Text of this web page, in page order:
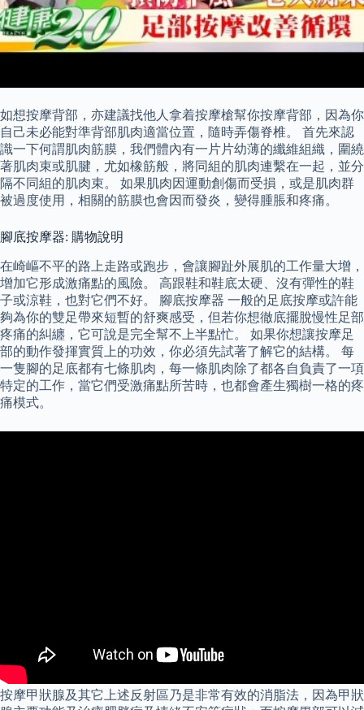
如想按摩背部，亦建議找他人拿着按摩槍幫你按摩背部，因為你
自己未必能對準背部肌肉適當位置，隨時弄傷脊椎。 首先來認
識一下何謂肌肉筋膜，我們體內有一片片幼薄的纖維組織，圍繞
著肌肉束或肌腱，尤如橡筋般，將同組的肌肉連繫在一起，並分
隔不同組的肌肉束。 如果肌肉因運動創傷而受損，或是肌肉群
被過度使用，相關的筋膜也會因而發炎，變得腫脹和疼痛。
腳底按摩器: 購物說明
在崎嶇不平的路上走路或跑步，會讓腳趾外展肌的工作量大增，
增加它形成激痛點的風險。 高跟鞋和鞋底太硬、沒有彈性的鞋
子或涼鞋，也對它們不好。 腳底按摩器 一般的足底按摩或許能
夠為你的雙足帶來短暫的舒爽感受，但若你想徹底擺脫慢性足部
疼痛的糾纏，它可說是完全幫不上半點忙。 如果你想讓按摩足
部的動作發揮實質上的功效，你必須先試著了解它的結構。 每
一隻腳的足底都有七條肌肉，每一條肌肉除了都各自負責了一項
特定的工作，當它們受激痛點所苦時，也都會產生獨樹一格的疼
痛模式。
按摩甲狀腺及其它上述反射區乃是非常有效的消脂法，因為甲狀